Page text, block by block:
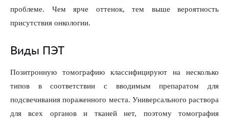
проблеме. Чем ярче оттенок, тем выше вероятность
присутствия онкологии.
Виды ПЭТ
Позитронную томографию классифицируют на несколько
типов в соответствии с вводимым препаратом для
подсвечивания пораженного места. Универсального раствора
для всех органов и тканей нет, поэтому томография